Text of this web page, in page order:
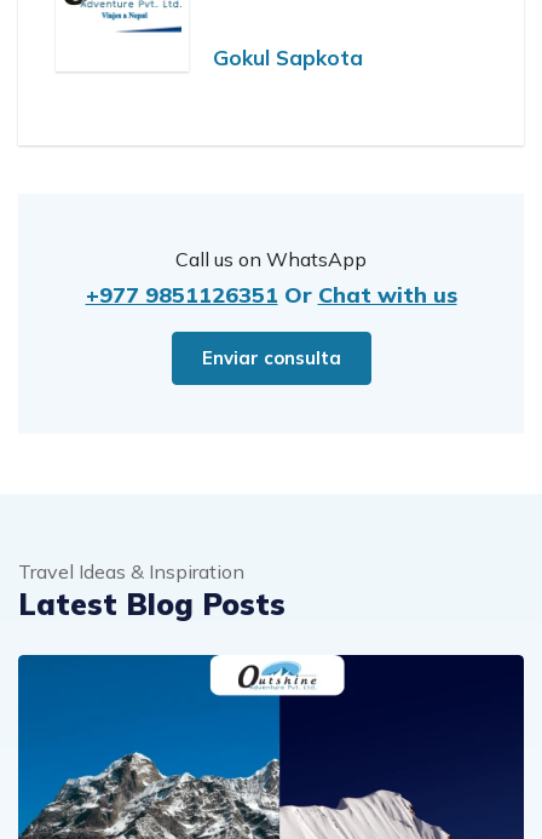
Gokul Sapkota
Call us on WhatsApp
+977 9851126351 Or Chat with us
Enviar consulta
Travel Ideas & Inspiration
Latest Blog Posts